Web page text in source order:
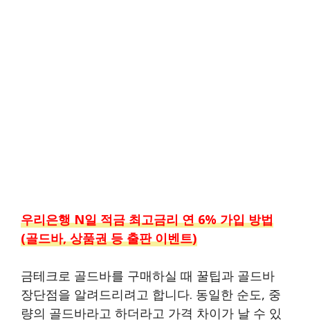
우리은행 N일 적금 최고금리 연 6% 가입 방법
(골드바, 상품권 등 출판 이벤트)
금테크로 골드바를 구매하실 때 꿀팁과 골드바
장단점을 알려드리려고 합니다. 동일한 순도, 중
량의 골드바라고 하더라고 가격 차이가 날 수 있